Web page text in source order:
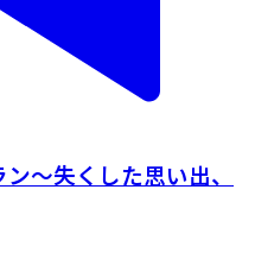
～失くした思い出、